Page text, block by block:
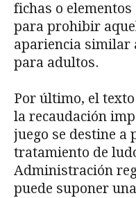
fichas o
para prohibir
apariencia similar
para adultos.
Por último, el texto
la recaudación
juego se destine a
tratamiento de
Administración
puede suponer